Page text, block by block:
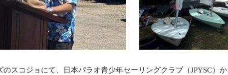
のスコジョにて、日本パラオ青少年セーリングクラブ（JPYSC